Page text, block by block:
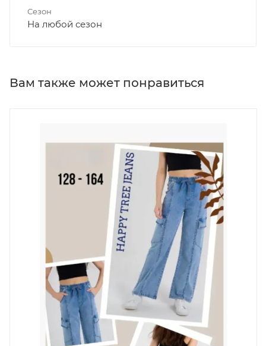
Сезон
На любой сезон
Вам также может понравиться